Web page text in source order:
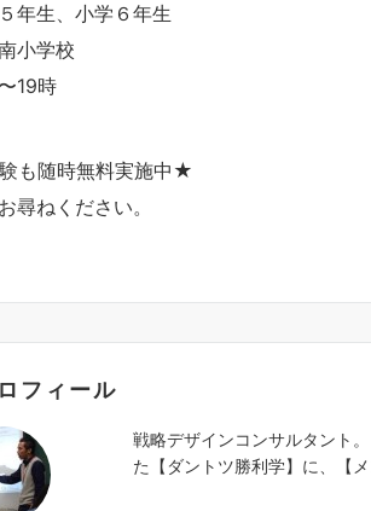
年生、小学６年生
小学校
19時
も随時無料実施中★
尋ねください。
フィール
戦略デザインコンサルタント
た【ダントツ勝利学】に、【